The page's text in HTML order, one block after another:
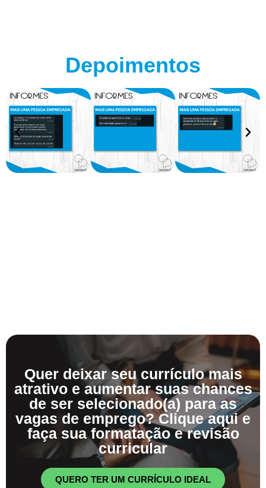
Depoimentos
Quer deixar seu currículo mais
atrativo e aumentar suas chances
de ser selecionado(a) para as
vagas de emprego? Clique aqui e
faça sua formatação e revisão
curricular
QUERO TER UM CURRÍCULO IDEAL